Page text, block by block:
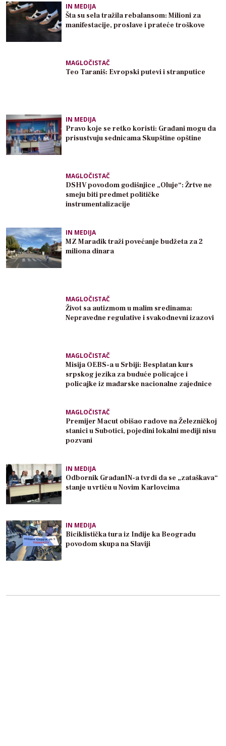
IN MEDIJA
Šta su sela tražila rebalansom: Milioni za
manifestacije, proslave i prateće troškove
MAGLOČISTAČ
Teo Taraniš: Evropski putevi i stranputice
IN MEDIJA
Pravo koje se retko koristi: Građani mogu da
prisustvuju sednicama Skupštine opštine
MAGLOČISTAČ
DSHV povodom godišnjice „Oluje“: Žrtve ne
smeju biti predmet političke
instrumentalizacije
IN MEDIJA
MZ Maradik traži povećanje budžeta za 2
miliona dinara
MAGLOČISTAČ
Život sa autizmom u malim sredinama:
Nepravedne regulative i svakodnevni izazovi
MAGLOČISTAČ
Misija OEBS-a u Srbiji: Besplatan kurs
srpskog jezika za buduće policajce i
policajke iz mađarske nacionalne zajednice
MAGLOČISTAČ
Premijer Macut obišao radove na Železničkoj
stanici u Subotici, pojedini lokalni mediji nisu
pozvani
IN MEDIJA
Odbornik GrađanIN-a tvrdi da se „zataškava“
stanje u vrtiću u Novim Karlovcima
IN MEDIJA
Biciklistička tura iz Inđije ka Beogradu
povodom skupa na Slaviji